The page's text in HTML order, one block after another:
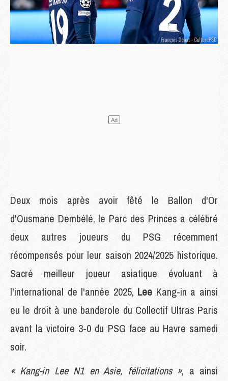
Deux mois après avoir fêté le Ballon d'Or
d'Ousmane Dembélé, le Parc des Princes a célébré
deux autres joueurs du PSG récemment
récompensés pour leur saison 2024/2025 historique.
Sacré meilleur joueur asiatique évoluant à
l'international de l'année 2025, Lee Kang-in a ainsi
eu le droit à une banderole du Collectif Ultras Paris
avant la victoire 3-0 du PSG face au Havre samedi
soir.
« Kang-in Lee N1 en Asie, félicitations », a ainsi